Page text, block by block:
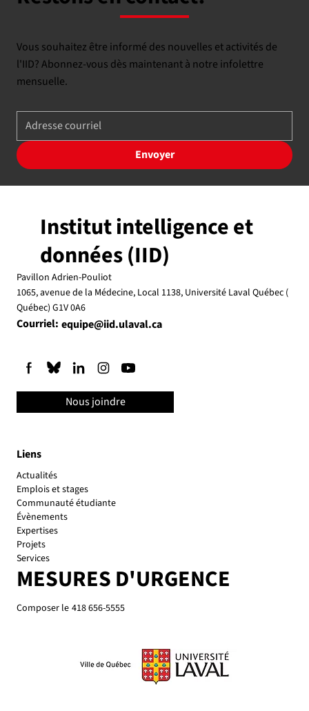
Vous souhaitez être informé des nouvelles et activités de
l'IID? Abonnez-vous dès maintenant à notre infolettre
mensuelle.
Envoyer
Liens
Actualités
Emplois et stages
Communauté étudiante
Évènements
Expertises
Projets
Services
MESURES D'URGENCE
Composer le 418 656-5555
Institut intelligence et
données (IID)
Pavillon Adrien-Pouliot
1065, avenue de la Médecine, Local 1138, Université Laval Québec (
Québec) G1V 0A6
Courriel: equipe@iid.ulaval.ca
Nous joindre